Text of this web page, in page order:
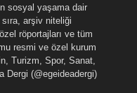
sosyal yaşama dair
arşiv niteliği
röportajları ve tüm
resmi ve özel kurum
Turizm, Spor, Sanat,
Dergi (@egeideadergi)